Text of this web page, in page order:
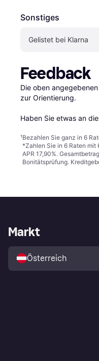
Sonstiges
Gelistet bei Klarna
Feedback
Die oben
zur Orientierung.
Haben Sie etwas an
¹Bezahlen Sie ganz in 6
*Zahlen Sie in 6 Raten
APR 17,90%.
Bonitätsprüfung.
Markt
Österreich